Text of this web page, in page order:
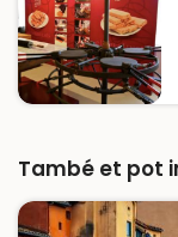
També et pot